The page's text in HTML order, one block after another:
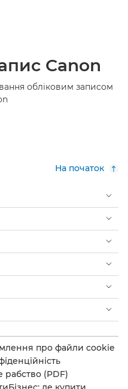
Canon
обліковим записом
На початок
про файли cookie
рабство (PDF)